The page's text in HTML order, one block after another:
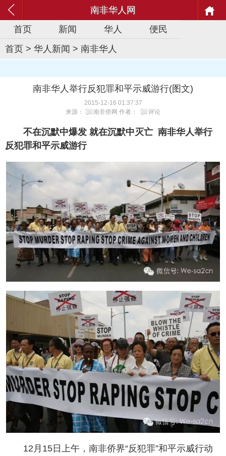
南非华人网
首页
新闻 华人
便民
首页 > 华人新闻 > 南非华人
南非华人举行反犯罪和平示威游行(图文)
2015-12-16 01:37:37
来源：
南非侨网 作者： 评论
不在沉默中爆发 就在沉默中灭亡 南非华人举行
反犯罪和平示威游行
12月15日上午，南非侨界“反犯罪”和平示威行动